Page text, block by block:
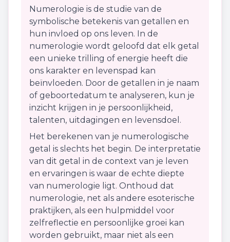
Numerologie is de studie van de
symbolische betekenis van getallen en
hun invloed op ons leven. In de
numerologie wordt geloofd dat elk getal
een unieke trilling of energie heeft die
ons karakter en levenspad kan
beïnvloeden. Door de getallen in je naam
of geboortedatum te analyseren, kun je
inzicht krijgen in je persoonlijkheid,
talenten, uitdagingen en levensdoel.
Het berekenen van je numerologische
getal is slechts het begin. De interpretatie
van dit getal in de context van je leven
en ervaringen is waar de echte diepte
van numerologie ligt. Onthoud dat
numerologie, net als andere esoterische
praktijken, als een hulpmiddel voor
zelfreflectie en persoonlijke groei kan
worden gebruikt, maar niet als een